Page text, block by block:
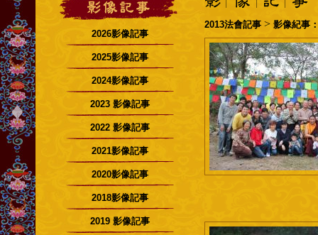
2026影像記事
2025影像記事
2024影像記事
2023 影像記事
2022 影像記事
2021影像記事
2020影像記事
2018影像記事
2019 影像記事
2013法會記事 > 影像紀事